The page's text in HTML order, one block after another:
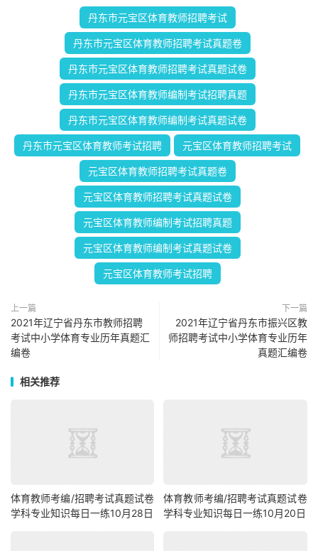
丹东市元宝区体育教师招聘考试
丹东市元宝区体育教师招聘考试真题卷
丹东市元宝区体育教师招聘考试真题试卷
丹东市元宝区体育教师编制考试招聘真题
丹东市元宝区体育教师编制考试真题试卷
丹东市元宝区体育教师考试招聘 元宝区体育教师招聘考试
元宝区体育教师招聘考试真题卷
元宝区体育教师招聘考试真题试卷
元宝区体育教师编制考试招聘真题
元宝区体育教师编制考试真题试卷
元宝区体育教师考试招聘
上一篇
2021年辽宁省丹东市教师招聘
考试中小学体育专业历年真题汇
编卷
下一篇
2021年辽宁省丹东市振兴区教
师招聘考试中小学体育专业历年
真题汇编卷
相关推荐
体育教师考编/招聘考试真题试卷
学科专业知识每日一练10月28日
体育教师考编/招聘考试真题试卷
学科专业知识每日一练10月20日